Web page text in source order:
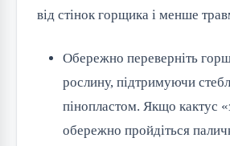
від стінок горщика і менше
Обережно переверніть
рослину, підтримуючи
пінопластом. Якщо кактус
обережно пройдіться